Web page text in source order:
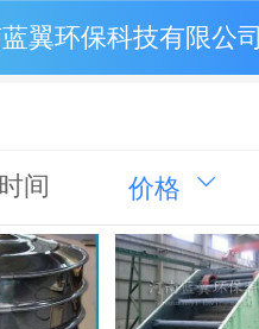
翼环保科技有限公司
时间 价格